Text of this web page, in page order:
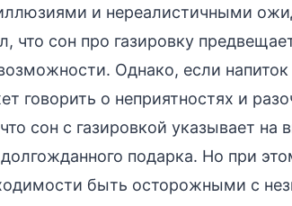
и нереалистичными
что сон про газировку
Однако, если
говорить о неприятностях и
сон с газировкой указывает на
подарка. Но при
быть осторожными с